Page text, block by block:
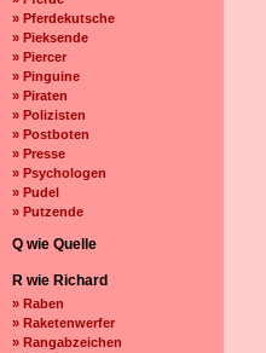
» Pferdekutsche
» Pieksende
» Piercer
» Pinguine
» Piraten
» Polizisten
» Postboten
» Presse
» Psychologen
» Pudel
» Putzende
Q wie Quelle
R wie Richard
» Raben
» Raketenwerfer
» Rangabzeichen